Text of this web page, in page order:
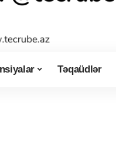
Təqaüdlər